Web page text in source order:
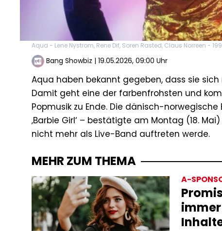
Aqua - Lene Nystrom, Rene Dif, Soren Rasted, Claus Norreen -
Bang Showbiz | 19.05.2026, 09:00 Uhr
Aqua haben bekannt gegeben, dass sie
Damit geht eine der farbenfrohsten und
Popmusik zu Ende. Die dänisch-
‚Barbie Girl‘ – bestätigte am Montag (18.
nicht mehr als Live-Band auftreten werde.
MEHR ZUM THEMA
A-